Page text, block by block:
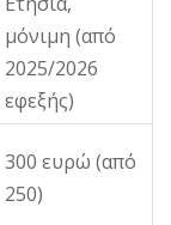
μόνιμη (από
2025/2026
εφεξής)
300 ευρώ (από
250)